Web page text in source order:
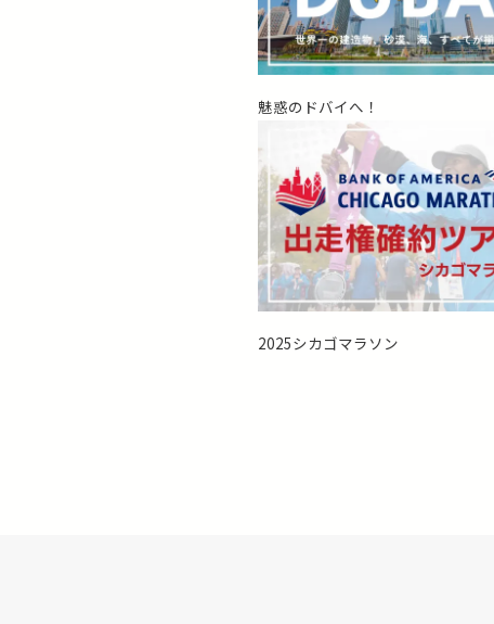
魅惑のドバイへ！
2025シカゴマラソン